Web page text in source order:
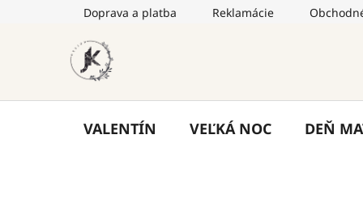
Doprava a platba Reklamácie
VALENTÍN VEĽKÁ NOC DEŇ